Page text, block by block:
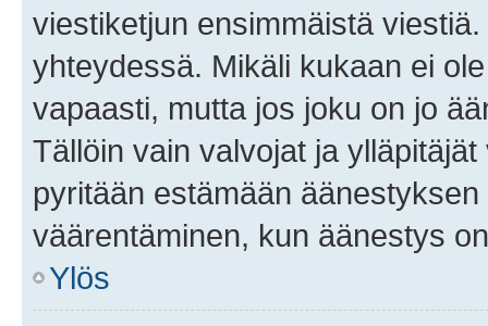
viestiketjun ensimmäistä
yhteydessä. Mikäli kukaan ei
vapaasti, mutta jos joku on jo
Tällöin vain valvojat ja
pyritään estämään
väärentäminen, kun äänestys
Ylös